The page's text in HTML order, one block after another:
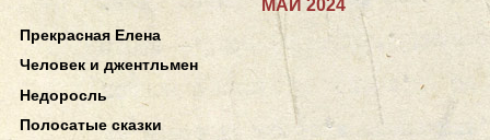
МАЙ 2024
Прекрасная Елена
Человек и джентльмен
Недоросль
Полосатые сказки